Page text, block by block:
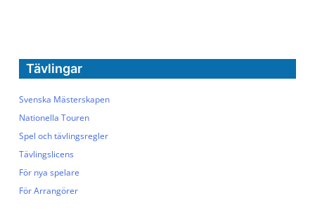
Tävlingar
Svenska Mästerskapen
Nationella Touren
Spel och tävlingsregler
Tävlingslicens
För nya spelare
För Arrangörer